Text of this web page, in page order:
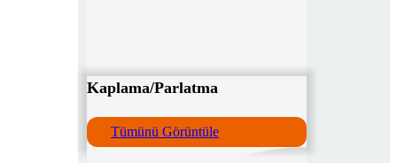
Kaplama/Parlatma
Tümünü Görüntüle